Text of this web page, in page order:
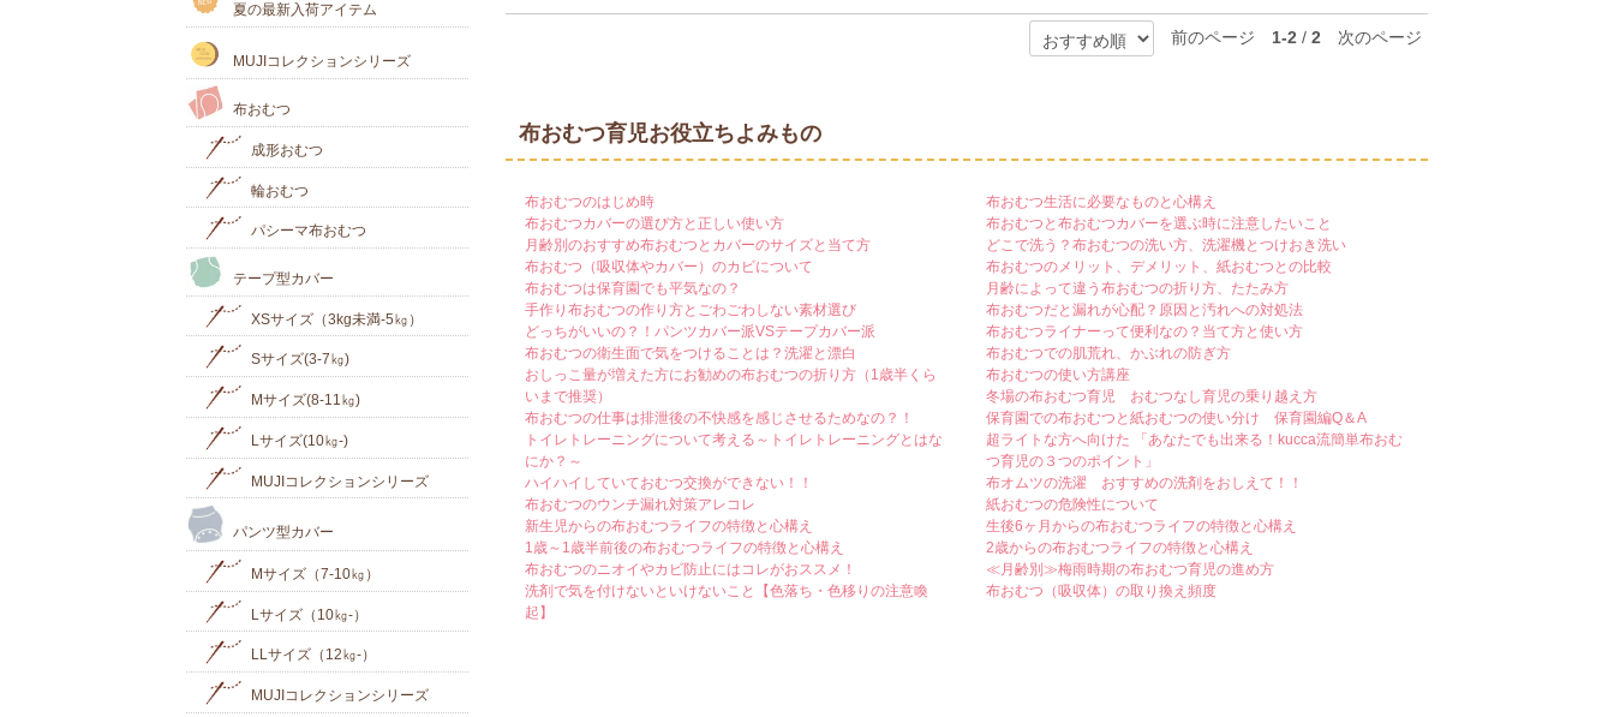
前のページ 1-2/2 次のページ
布おむつ育児お役立ちよみもの
布おむつのはじめ時
布おむつ生活に必要なものと心構え
布おむつカバーの選び方と正しい使い方
布おむつと布おむつカバーを選ぶ時に注意したいこと
月齢別のおすすめ布おむつとカバーのサイズと当て方
どこで洗う？布おむつの洗い方、洗濯機とつけおき洗い
布おむつ（吸収体やカバー）のカビについて
布おむつのメリット、デメリット、紙おむつとの比較
布おむつは保育園でも平気なの？
月齢によって違う布おむつの折り方、たたみ方
手作り布おむつの作り方とごわごわしない素材選び
布おむつだと漏れが心配？原因と汚れへの対処法
どっちがいいの？！パンツカバー派VSテープカバー派
布おむつライナーって便利なの？当て方と使い方
布おむつの衛生面で気をつけることは？洗濯と漂白
布おむつでの肌荒れ、かぶれの防ぎ方
おしっこ量が増えた方にお勧めの布おむつの折り方（1歳半くら
いまで推奨）
布おむつの使い方講座
冬場の布おむつ育児 おむつなし育児の乗り越え方
布おむつの仕事は排泄後の不快感を感じさせるためなの？！
保育園での布おむつと紙おむつの使い分け 保育園編Q＆A
トイレトレーニングについて考える～トイレトレーニングとはな
にか？～
超ライトな方へ向けた 「あなたでも出来る！kucca流簡単布おむ
つ育児の３つのポイント」
ハイハイしていておむつ交換ができない！！
布オムツの洗濯 おすすめの洗剤をおしえて！！
布おむつのウンチ漏れ対策アレコレ
紙おむつの危険性について
新生児からの布おむつライフの特徴と心構え
生後6ヶ月からの布おむつライフの特徴と心構え
1歳～1歳半前後の布おむつライフの特徴と心構え
2歳からの布おむつライフの特徴と心構え
布おむつのニオイやカビ防止にはコレがおススメ！
≪月齢別≫梅雨時期の布おむつ育児の進め方
洗剤で気を付けないといけないこと【色落ち・色移りの注意喚
起】
布おむつ（吸収体）の取り換え頻度
夏の最新入荷アイテム
MUJIコレクションシリーズ
布おむつ
成形おむつ
輪おむつ
パシーマ布おむつ
テープ型カバー
XSサイズ（3kg未満-5㎏）
Sサイズ(3-7㎏)
Mサイズ(8-11㎏)
Lサイズ(10㎏‐)
MUJIコレクションシリーズ
パンツ型カバー
Mサイズ（7-10㎏）
Lサイズ（10㎏-）
LLサイズ（12㎏-）
MUJIコレクションシリーズ